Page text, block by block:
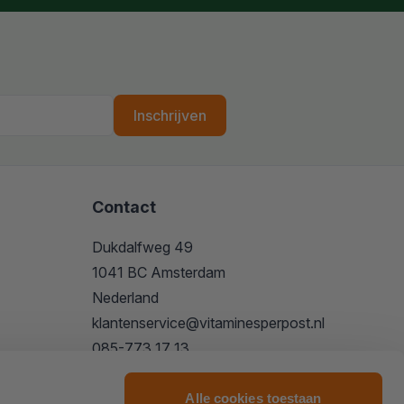
Alle cookies toestaan
Inschrijven
Contact
Dukdalfweg 49
1041 BC Amsterdam
Nederland
klantenservice@vitaminesperpost.nl
085-773 17 13